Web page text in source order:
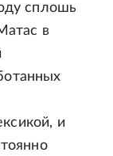
сплошь
в
и